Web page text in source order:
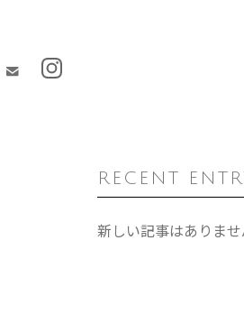
RECENT
新しい記事はありま